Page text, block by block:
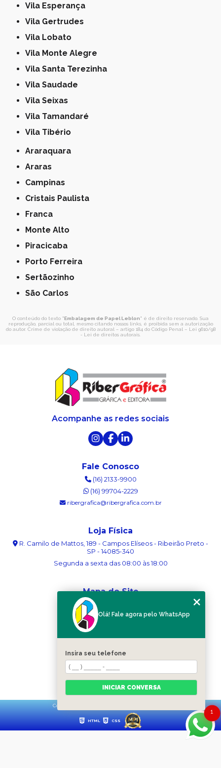
Vila Esperança
Vila Gertrudes
Vila Lobato
Vila Monte Alegre
Vila Santa Terezinha
Vila Saudade
Vila Seixas
Vila Tamandaré
Vila Tibério
Araraquara
Araras
Campinas
Cristais Paulista
Franca
Monte Alto
Piracicaba
Porto Ferreira
Sertãozinho
São Carlos
O conteúdo do texto "Embalagem de Papel Leblon" é de direito reservado. Sua
reprodução, parcial ou total, mesmo citando nossos links, é proibida sem a autorização
do autor. Crime de violação de direito autoral – artigo 184 do Código Penal – Lei 9610/98
- Lei de direitos autorais
Acompanhe as redes sociais
Fale Conosco
(16) 2133-9900
(16) 99704-2229
ribergrafica@ribergrafica.com.br
Loja Física
R. Camilo de Mattos, 189 - Campos Elíseos - Ribeirão Preto -
SP - 14085-340
Segunda a sexta das 08:00 às 18:00
Mapa do Site
Sobre nós
Blog
Categorias
Mapa do site
Copyright © Ribergráfica. (Lei 9610 de 19/02/1998)
HTML CSS
1
Olá! Fale agora pelo WhatsApp
Insira seu telefone
INICIAR CONVERSA